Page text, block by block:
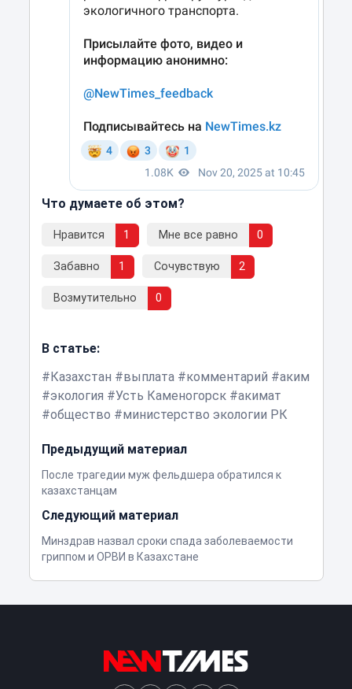
Что думаете об этом?
Нравится 1 Мне все равно 0
Забавно 1 Сочувствую 2
Возмутительно 0
В статье:
Казахстан
выплата комментарий
аким
экология
Усть Каменогорск
акимат
общество
министерство экологии РК
Предыдущий материал
После трагедии муж фельдшера обратился к
казахстанцам
Следующий материал
Минздрав назвал сроки спада заболеваемости
гриппом и ОРВИ в Казахстане